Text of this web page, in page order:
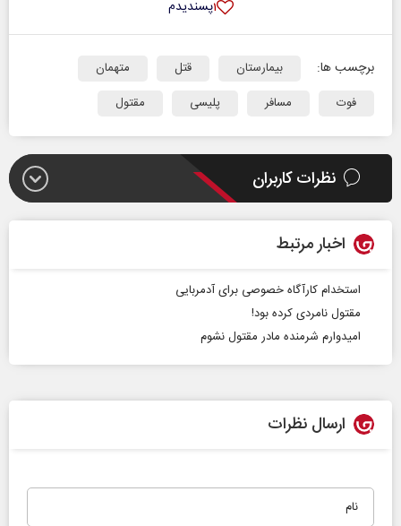
پسندیدم۱
برچسب ها: بیمارستان قتل
متهمان
فوت
مسافر پلیسی مقتول
نظرات کاربران
اخبار مرتبط
استخدام کار‌آگاه خصوصی برای آدمربایی
مقتول نامردی کرده بود!
امیدوارم شرمنده مادر مقتول نشوم
ارسال نظرات